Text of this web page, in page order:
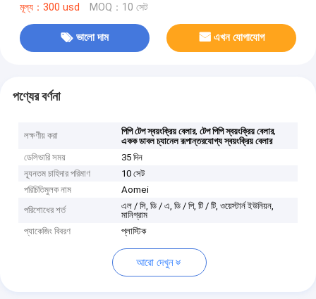
মূল্য：300 usd MOQ：10 সেট
ভালো দাম এখন যোগাযোগ
পণ্যের বর্ণনা
লক্ষণীয় করা পিপি টেপ স্বয়ংক্রিয় বেলার,টেপ পিপি স্বয়ংক্রিয় বেলার,
একক ডাবল চ্যানেল রূপান্তরযোগ্য স্বয়ংক্রিয় বেলার
ডেলিভারি সময়
35 দিন
ন্যূনতম চাহিদার পরিমাণ
10 সেট
পরিচিতিমুলক নাম
Aomei
পরিশোধের শর্ত
এল / সি, ডি / এ, ডি / পি, টি / টি, ওয়েস্টার্ন ইউনিয়ন,
মানিগ্রাম
প্যাকেজিং বিবরণ
প্লাস্টিক
আরো দেখুন